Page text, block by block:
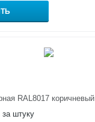
RAL8017 коричневый
за штуку